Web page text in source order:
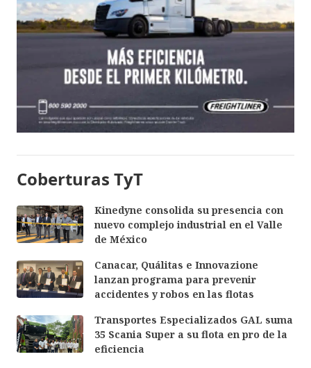
Coberturas TyT
Kinedyne consolida su presencia con
nuevo complejo industrial en el Valle
de México
Canacar, Quálitas e Innovazione
lanzan programa para prevenir
accidentes y robos en las flotas
Transportes Especializados GAL suma
35 Scania Super a su flota en pro de la
eficiencia